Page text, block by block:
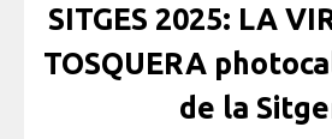
SITGES 2025: LA
TOSQUERA
de la